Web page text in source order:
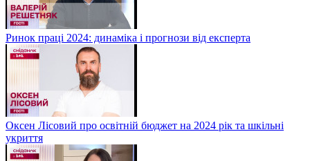
Ринок праці 2024: динаміка і прогнози від експерта
Оксен Лісовий про освітній бюджет на 2024 рік та шкільні
укриття